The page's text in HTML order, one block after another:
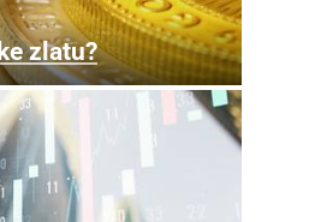
zlatu?